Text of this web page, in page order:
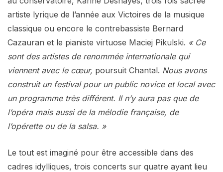
artiste lyrique de l’année aux Victoires de la musique
classique ou encore le contrebassiste Bernard
Cazauran et le pianiste virtuose Maciej Pikulski. « Ce
sont des artistes de renommée internationale qui
viennent avec le cœur, poursuit Chantal. Nous avons
construit un festival pour un public novice et local avec
un programme très différent. Il n’y aura pas que de
l’opéra mais aussi de la mélodie française, de
l’opérette ou de la salsa. »
Le tout est imaginé pour être accessible dans des
cadres idylliques, trois concerts sur quatre ayant lieu